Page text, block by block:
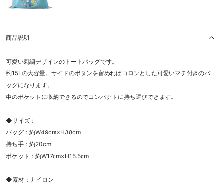
商品説明
可愛い刺繍デザインのトートバッグです。
約15Lの大容量。サイドのボタンを留めればコロンとした可愛いマチ付きのバ
ッグになります。
中のポケットに収納できるのでコンパクトに持ち運びできます。
◆サイズ：
バッグ：約W49cm×H38cm
持ち手：約20cm
ポケット：約W17cm×H15.5cm
◆素材：ナイロン